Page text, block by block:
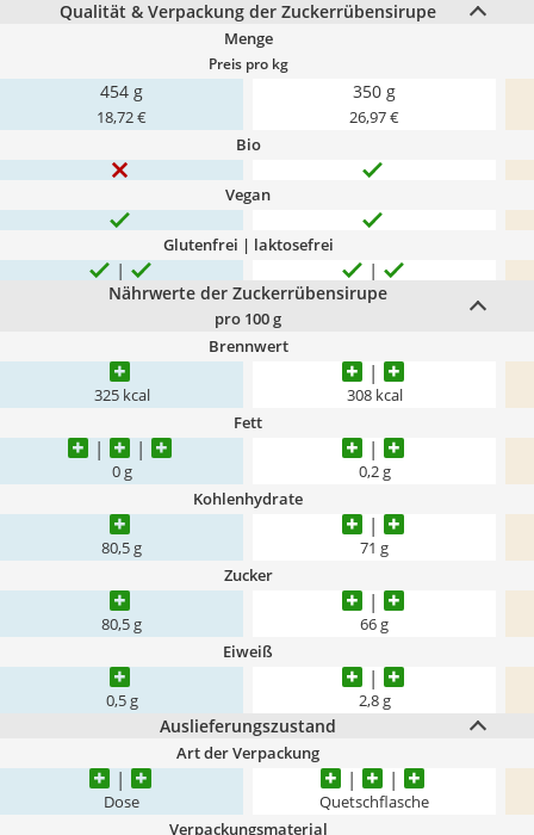
Qualität & Verpackung der Zuckerrübensirupe
Menge
Preis pro kg
454 g
18,72 €
350 g
26,97 €
Bio
Vegan
Glutenfrei | laktosefrei
Nährwerte der Zuckerrübensirupe
pro 100 g
Brennwert
325 kcal 308 kcal
Fett
0 g 0,2 g
Kohlenhydrate
80,5 g 71 g
Zucker
80,5 g 66 g
Eiweiß
0,5 g 2,8 g
Auslieferungszustand
Art der Verpackung
Dose Quetschflasche
Verpackungsmaterial